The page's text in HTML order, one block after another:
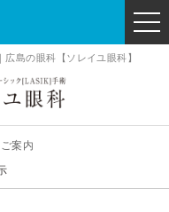
島の眼科【ソレイユ眼科】
ソレイユ眼科
案内